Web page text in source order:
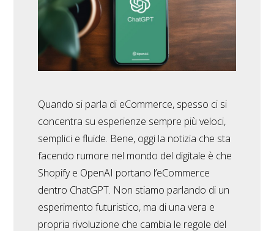
Quando si parla di eCommerce, spesso ci si
concentra su esperienze sempre più veloci,
semplici e fluide. Bene, oggi la notizia che sta
facendo rumore nel mondo del digitale è che
Shopify e OpenAI portano l’eCommerce
dentro ChatGPT. Non stiamo parlando di un
esperimento futuristico, ma di una vera e
propria rivoluzione che cambia le regole del